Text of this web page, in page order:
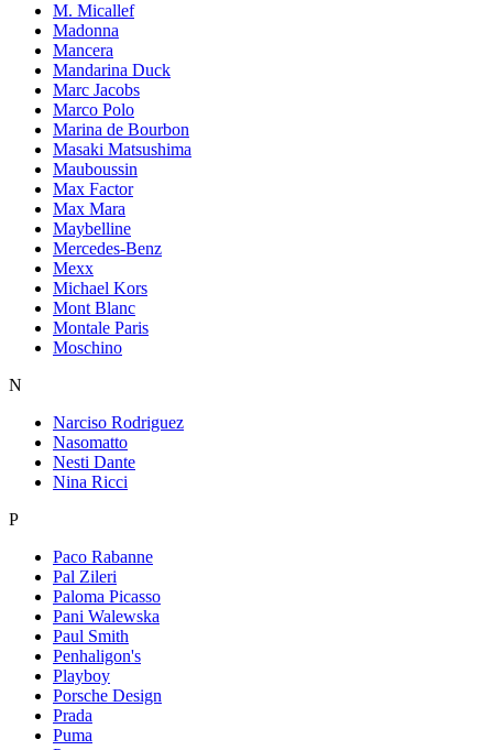
M. Micallef
Madonna
Mancera
Mandarina Duck
Marc Jacobs
Marco Polo
Marina de Bourbon
Masaki Matsushima
Mauboussin
Max Factor
Max Mara
Maybelline
Mercedes-Benz
Mexx
Michael Kors
Mont Blanc
Montale Paris
Moschino
N
Narciso Rodriguez
Nasomatto
Nesti Dante
Nina Ricci
P
Paco Rabanne
Pal Zileri
Paloma Picasso
Pani Walewska
Paul Smith
Penhaligon's
Playboy
Porsche Design
Prada
Puma